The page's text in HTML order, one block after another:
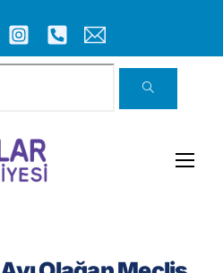
ICON
ICON
LABEL
ICON
LABEL